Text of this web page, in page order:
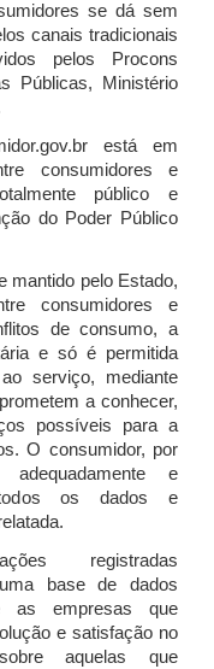
se dá sem
canais tradicionais
pelos Procons
Públicas, Ministério
está em
consumidores e
público e
do Poder Público
mantido pelo Estado,
consumidores e
de consumo, a
e só é permitida
serviço, mediante
a conhecer,
possíveis para a
O consumidor, por
e
todos os dados e
registradas
base de dados
as empresas que
e satisfação no
aquelas que